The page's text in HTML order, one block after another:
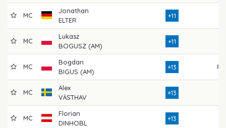
MC
Jonathan
ELTER
+11
MC
Lukasz
BOGUSZ (AM)
+11 77
MC
Bogdan
BIGUS (AM)
+13 80
MC
Alex
VÄSTHAV
+13 73
MC
Florian
DINHOBL
+13